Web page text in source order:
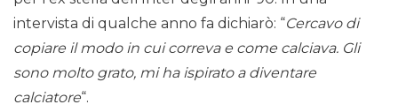
intervista di qualche anno fa dichiarò: “Cercavo di
copiare il modo in cui correva e come calciava. Gli
sono molto grato, mi ha ispirato a diventare
calciatore“.